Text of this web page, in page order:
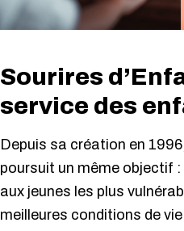
Sourires
service des
Depuis sa création en
poursuit un même objectif
aux jeunes les plus
meilleures conditions de